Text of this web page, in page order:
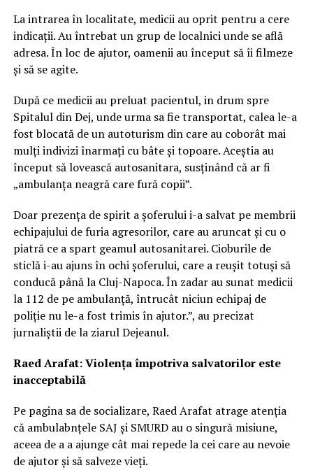
La intrarea în localitate, medicii au oprit pentru a cere
indicații. Au întrebat un grup de localnici unde se află
adresa. În loc de ajutor, oamenii au început să îi filmeze
și să se agite.
După ce medicii au preluat pacientul, in drum spre
Spitalul din Dej, unde urma sa fie transportat, calea le-a
fost blocată de un autoturism din care au coborât mai
mulți indivizi înarmați cu bâte și topoare. Aceștia au
început să lovească autosanitara, susținând că ar fi
„ambulanța neagră care fură copii”.
Doar prezența de spirit a șoferului i-a salvat pe membrii
echipajului de furia agresorilor, care au aruncat și cu o
piatră ce a spart geamul autosanitarei. Cioburile de
sticlă i-au ajuns în ochi șoferului, care a reușit totuși să
conducă până la Cluj-Napoca. În zadar au sunat medicii
la 112 de pe ambulanță, întrucât niciun echipaj de
poliție nu le-a fost trimis în ajutor.”, au precizat
jurnaliștii de la ziarul Dejeanul.
Raed Arafat: Violența împotriva salvatorilor este
inacceptabilă
Pe pagina sa de socializare, Raed Arafat atrage atenția
că ambulabnțele SAJ și SMURD au o singură misiune,
aceea de a a ajunge cât mai repede la cei care au nevoie
de ajutor și să salveze vieți.